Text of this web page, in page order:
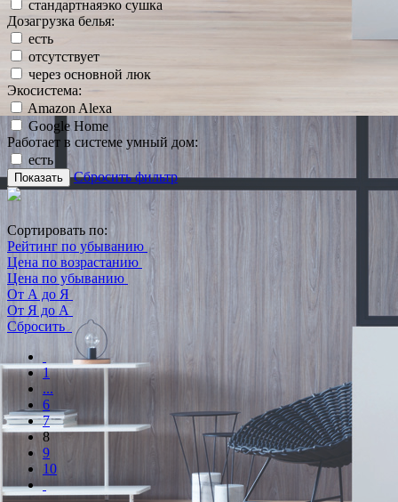
стандартнаяэко сушка
Дозагрузка белья:
есть
отсутствует
через основной люк
Экосистема:
Amazon Alexa
Google Home
Работает в системе умный дом:
есть
Показать Сбросить фильтр
Сортировать по:
Рейтинг по убыванию
Цена по возрастанию
Цена по убыванию
От А до Я
От Я до А
Сбросить
1
...
6
7
8
9
10